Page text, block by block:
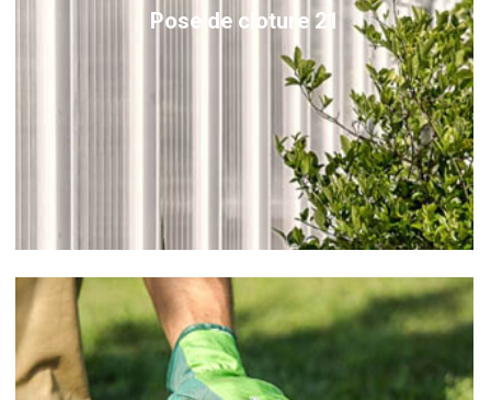
Pose de cloture 21